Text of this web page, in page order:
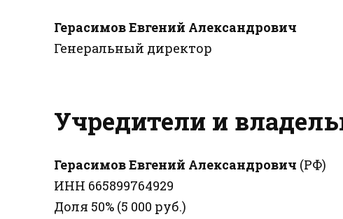
Герасимов Евгений Александрович
Генеральный директор
Учредители и
Герасимов Евгений Александрович (РФ)
ИНН 665899764929
Доля 50% (5 000 руб.)